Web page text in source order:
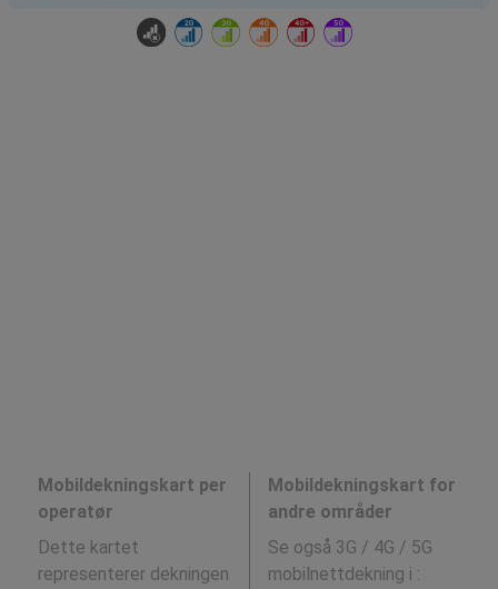
Mobildekningskart per
operatør
Dette kartet
representerer dekningen
Mobildekningskart for
andre områder
Se også 3G / 4G / 5G
mobilnettdekning i :